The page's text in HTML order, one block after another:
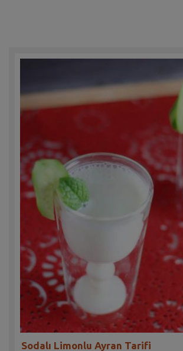
Sodalı Limonlu Ayran Tarifi